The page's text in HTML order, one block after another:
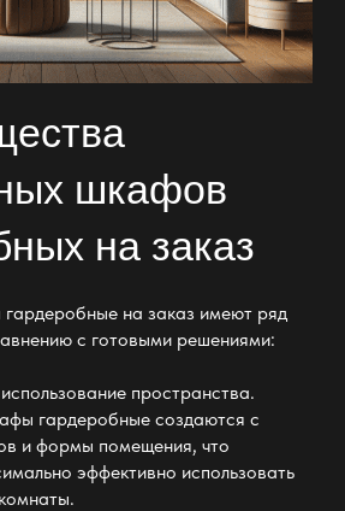
шкафов
на заказ
на заказ имеют ряд
с готовыми решениями:
пространства.
гардеробныесоздаются с
и формы помещения, что
эффективно использовать